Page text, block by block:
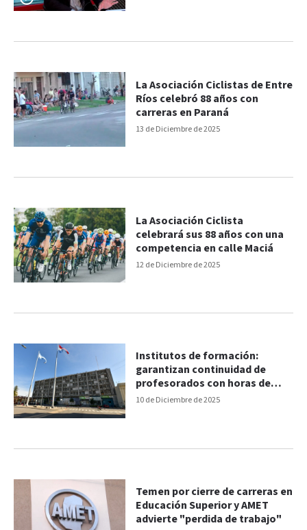
13 de Diciembre de 2025
La Asociación Ciclistas de Entre
Ríos celebró 88 años con
carreras en Paraná
12 de Diciembre de 2025
La Asociación Ciclista
celebrará sus 88 años con una
competencia en calle Maciá
10 de Diciembre de 2025
Institutos de formación:
garantizan continuidad de
profesorados con horas de
planta permanente y todas las
Temen por cierre de carreras en
Educación Superior y AMET
advierte "perdida de trabajo"